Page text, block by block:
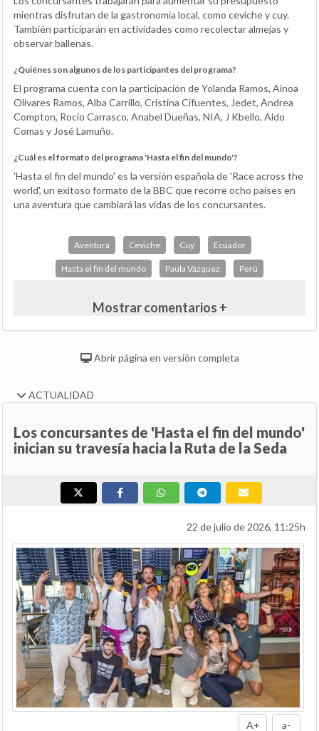
mientras disfrutan de la gastronomía local, como ceviche y cuy.
También participarán en actividades como recolectar almejas y
observar ballenas.
¿Quiénes son algunos de los participantes del programa?
El programa cuenta con la participación de Yolanda Ramos, Ainoa
Olivares Ramos, Alba Carrillo, Cristina Cifuentes, Jedet, Andrea
Compton, Rocío Carrasco, Anabel Dueñas, NIA, J Kbello, Aldo
Comas y José Lamuño.
¿Cuál es el formato del programa 'Hasta el fin del mundo'?
'Hasta el fin del mundo' es la versión española de 'Race across the
world', un exitoso formato de la BBC que recorre ocho países en
una aventura que cambiará las vidas de los concursantes.
Aventura Ceviche Cuy Ecuador
Hasta el fin del mundo Paula Vázquez Perú
Mostrar comentarios +
Abrir página en versión completa
ACTUALIDAD
Los concursantes de 'Hasta el fin del mundo'
inician su travesía hacia la Ruta de la Seda
22 de julio de 2026, 11:25h
A+ a-